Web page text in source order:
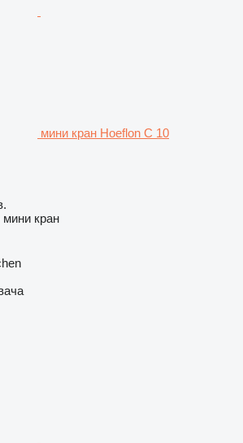
мини кран Hoeflon C 10
мини кран